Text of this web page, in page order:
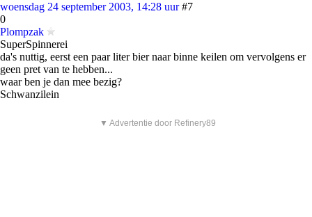
woensdag 24 september 2003, 14:28 uur #7
0
Plompzak
SuperSpinnerei
da's nuttig, eerst een paar liter bier naar binne keilen om vervolgens er
geen pret van te hebben...
waar ben je dan mee bezig?
Schwanzilein
▼ Advertentie door Refinery89